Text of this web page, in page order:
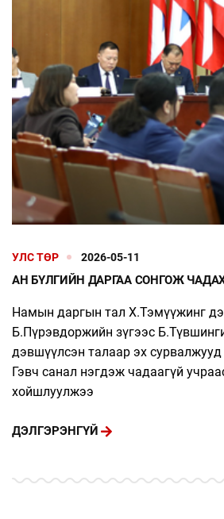
УЛС ТӨР 2026-05-11
АН БҮЛГИЙН ДАРГАА СОНГОЖ
Намын даргын тал Х.Тэмүүжинг
Б.Пүрэвдоржийн зүгээс
дэвшүүлсэн талаар эх
Гэвч санал нэгдэж чадаагүй
хойшлуулжээ
ДЭЛГЭРЭНГҮЙ